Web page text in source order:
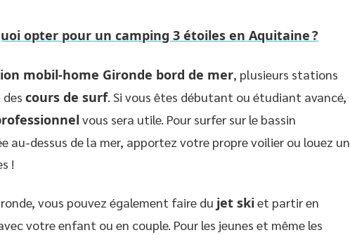
opter pour un camping 3 étoiles en Aquitaine ?
mobil-home Gironde bord de mer, plusieurs stations
cours de surf. Si vous êtes débutant ou étudiant avancé,
vous sera utile. Pour surfer sur le bassin
au-dessus de la mer, apportez votre propre voilier ou louez un
!
vous pouvez également faire du jet ski et partir en
votre enfant ou en couple. Pour les jeunes et même les